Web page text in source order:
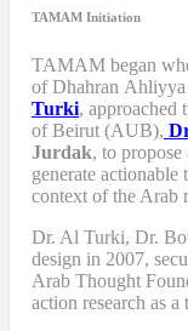
TAMAM Initiation
TAMAM began
of Dhahran
Turki, approached
of Beirut (AUB),
Jurdak, to propose
generate
context of the Arab
Dr. Al Turki, Dr.
design in 2007,
Arab Thought F
action research as